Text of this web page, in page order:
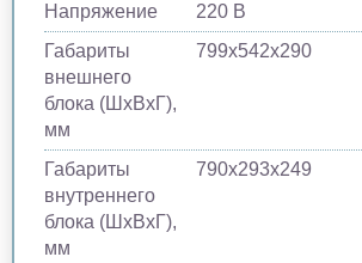
Напряжение
220 В
Габариты
внешнего
блока (ШхВхГ),
мм
799х542х290
Габариты
внутреннего
блока (ШхВхГ),
мм
790х293х249